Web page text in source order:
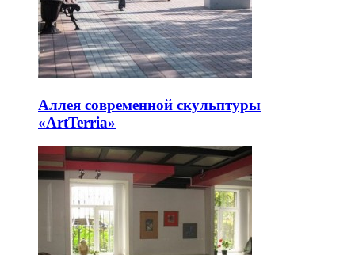
Аллея современной скульптуры
«ArtTerria»